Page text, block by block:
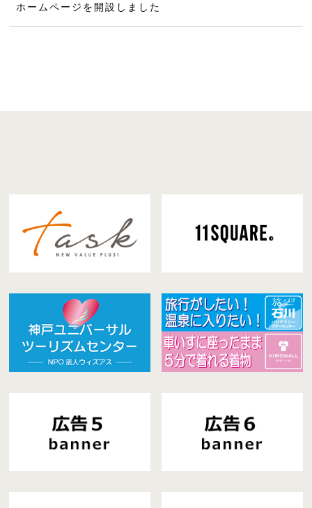
ホームページを開設しました